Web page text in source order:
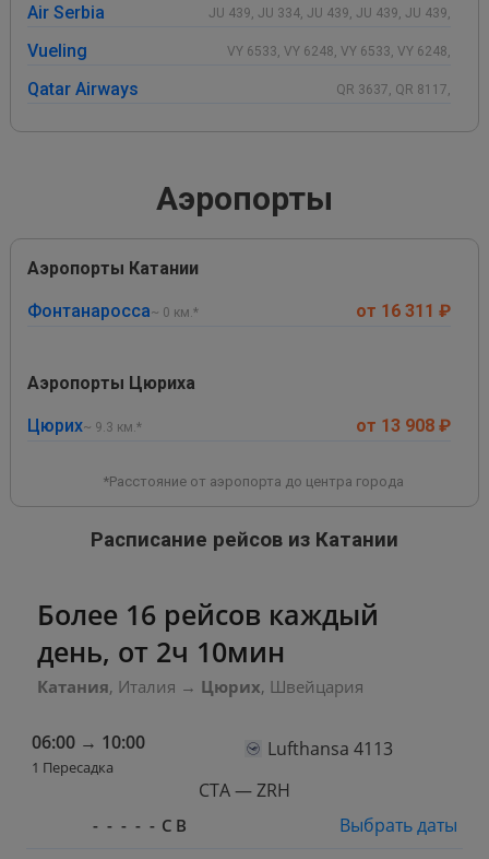
Air Serbia JU 439, JU 334, JU 439, JU 439, JU 439,
Vueling VY 6533, VY 6248, VY 6533, VY 6248,
Qatar Airways QR 3637, QR 8117,
Аэропорты
Аэропорты Катании
Фонтанаросса~ 0 км.* от 16 311 ₽
Аэропорты Цюриха
Цюрих~ 9.3 км.* от 13 908 ₽
*Расстояние от аэропорта до центра города
Расписание рейсов из Катании
Более 16 рейсов каждый
день, от 2ч 10мин
Катания, Италия → Цюрих, Швейцария
06:00 → 10:00
1 Пересадка
Lufthansa 4113
CTA — ZRH
- - - - - С В
Выбрать даты